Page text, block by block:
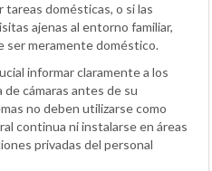
domésticas, o si las
ajenas al entorno familiar,
ser meramente doméstico.
informar claramente a los
cámaras antes de su
no deben utilizarse como
continua ni instalarse en áreas
privadas del personal